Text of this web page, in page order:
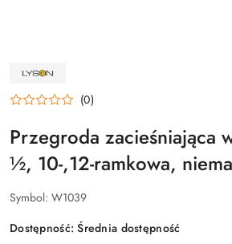
NAZWA
PRODUCENTA:
ŁYSOŃ
(0)
Przegroda zacieśniająca
½, 10-,12-ramkowa,
Symbol: W1039
Dostępność:Średnia dostępność